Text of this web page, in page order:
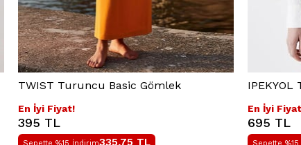
TWIST Turuncu Basic Gömlek
En İyi Fiyat!
395 TL
335,75 TL
IPEKYOL
En İyi
695 TL